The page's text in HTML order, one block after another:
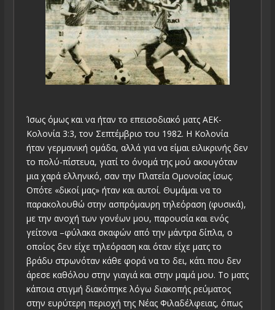
Ίσως όμως και να ήταν το επεισοδιακό ματς ΑΕΚ-
Κολονία 3:3, τον Σεπτέμβριο του 1982. Η Κολονία
ήταν γερμανική ομάδα, αλλά για να είμαι ειλικρινής δεν
το πολύ-πίστευα, γιατί το όνομά της μού ακουγόταν
μια χαρά ελληνικό, σαν την Πλατεία Ομονοίας ίσως.
Οπότε «δικοί μας» ήταν και αυτοί. Θυμάμαι να το
παρακολουθώ στην ασπρόμαυρη τηλεόραση (φυσικά),
με την ανοχή των γονέων μου, παρουσία και ενός
γείτονα –φύλακα σκαφών από την μάντρα δίπλα, ο
οποίος δεν είχε τηλεόραση και όταν είχε ματς το
βράδυ στρωνόταν κάθε φορά να το δει, κάτι που δεν
άρεσε καθόλου στην γιαγιά και στην μαμά μου. Το ματς
κάποια στιγμή διακόπηκε λόγω διακοπής ρεύματος
στην ευρύτερη περιοχή της Νέας Φιλαδέλφειας, όπως